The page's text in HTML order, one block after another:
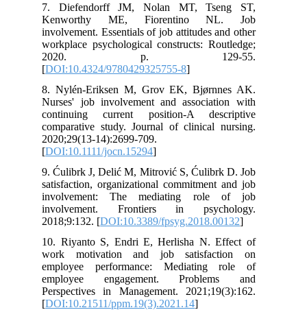
7. Diefendorff JM, Nolan MT, Tseng ST,
Kenworthy ME, Fiorentino NL. Job
involvement. Essentials of job attitudes and other
workplace psychological constructs: Routledge;
2020. p. 129-55.
[DOI:10.4324/9780429325755-8
8. Nylén‐Eriksen M, Grov EK, Bjørnnes AK.
Nurses' job involvement and association with
continuing current position-A descriptive
comparative study. Journal of clinical nursing.
2020;29(13-14):2699-709.
[DOI:10.1111/jocn.15294
9. Ćulibrk J, Delić M, Mitrović S, Ćulibrk D. Job
satisfaction, organizational commitment and job
involvement: The mediating role of job
involvement. Frontiers in psychology.
2018;9:132. [DOI:10.3389/fpsyg.2018.00132
10. Riyanto S, Endri E, Herlisha N. Effect of
work motivation and job satisfaction on
employee performance: Mediating role of
employee engagement. Problems and
Perspectives in Management. 2021;19(3):162.
[DOI:10.21511/ppm.19(3).2021.14